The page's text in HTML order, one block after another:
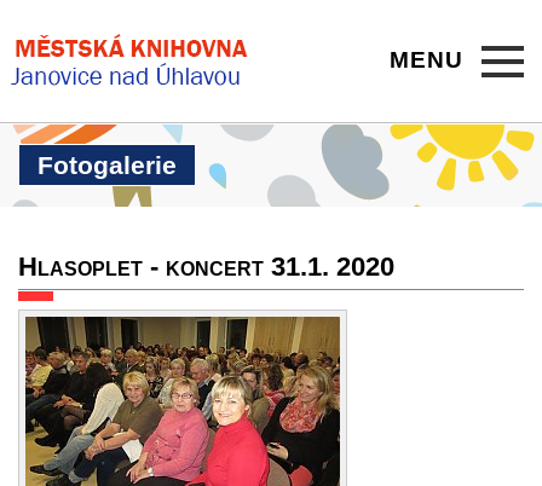
MENU
Fotogalerie
Hlasoplet - koncert 31.1. 2020